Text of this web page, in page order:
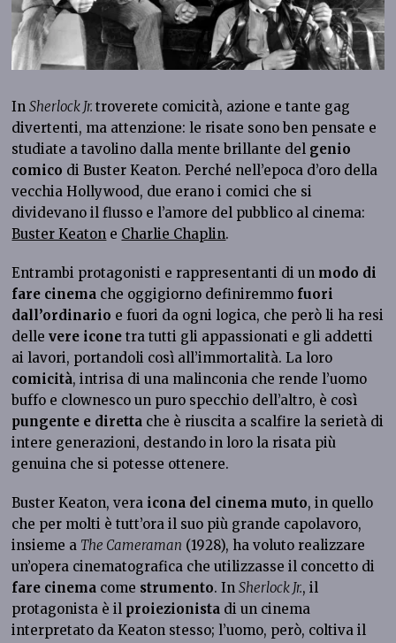
InSherlock Jr.troverete comicità, azione e tante gag
divertenti, ma attenzione: le risate sono ben pensate e
studiate a tavolino dalla mente brillante del genio
comico di Buster Keaton. Perché nell’epoca d’oro della
vecchia Hollywood, due erano i comici che si
dividevano il flusso e l’amore del pubblico al cinema:
Buster Keaton e Charlie Chaplin.
Entrambi protagonisti e rappresentanti di un modo di
fare cinema che oggigiorno definiremmo fuori
dall’ordinario e fuori da ogni logica, che però li ha resi
dellevere icone tra tutti gli appassionati e gli addetti
ai lavori, portandoli così all’immortalità. La loro
comicità, intrisa di una malinconia che rende l’uomo
buffo e clownesco un puro specchio dell’altro, è così
pungente e diretta che è riuscita a scalfire la serietà di
intere generazioni, destando in loro la risata più
genuina che si potesse ottenere.
Buster Keaton, vera icona del cinema muto, in quello
che per molti è tutt’ora il suo più grande capolavoro,
insieme a The Cameraman (1928), ha voluto realizzare
un’opera cinematografica che utilizzasse il concetto di
fare cinema come strumento. InSherlock Jr., il
protagonista è il proiezionista di un cinema
interpretato da Keaton stesso; l’uomo, però, coltiva il